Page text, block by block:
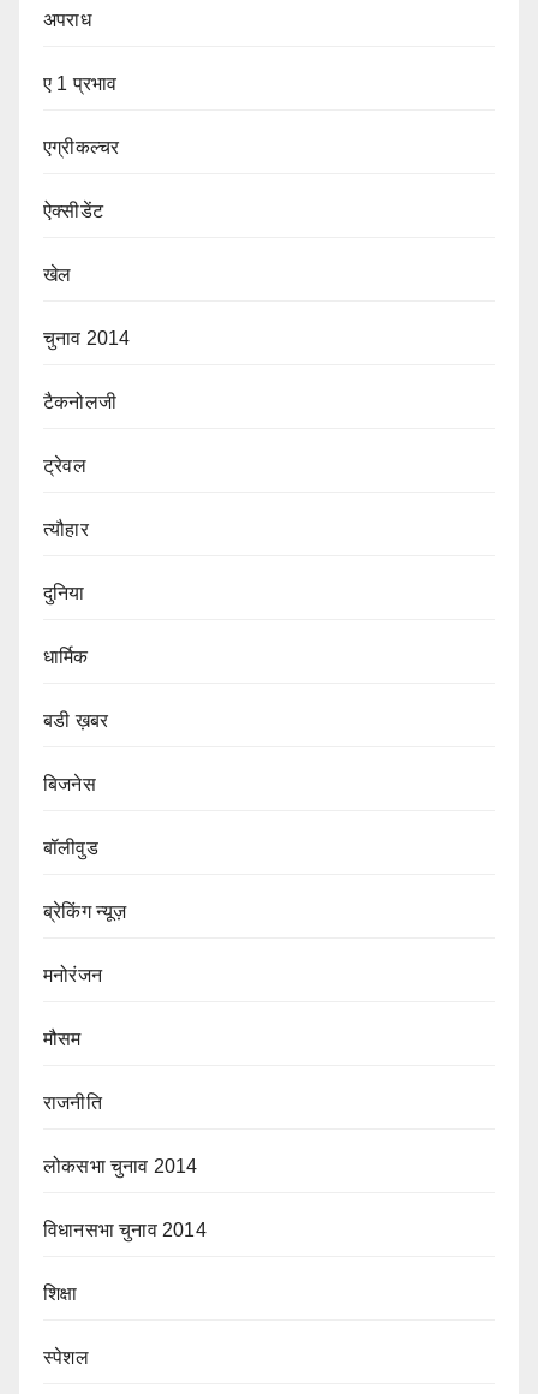
अपराध
ए 1 प्रभाव
एग्रीकल्चर
ऐक्सीडेंट
खेल
चुनाव 2014
टैकनोलजी
ट्रेवल
त्यौहार
दुनिया
धार्मिक
बडी ख़बर
बिजनेस
बॉलीवुड
ब्रेकिंग न्यूज़
मनोरंजन
मौसम
राजनीति
लोकसभा चुनाव 2014
विधानसभा चुनाव 2014
शिक्षा
स्पेशल